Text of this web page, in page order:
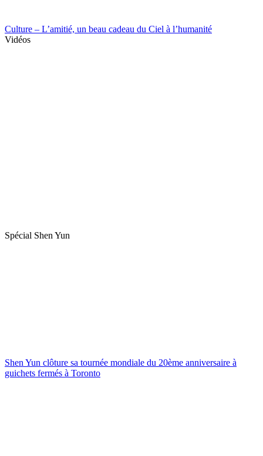
Culture – L’amitié, un beau cadeau du Ciel à l’humanité
Vidéos
Spécial Shen Yun
Shen Yun clôture sa tournée mondiale du 20ème anniversaire à
guichets fermés à Toronto